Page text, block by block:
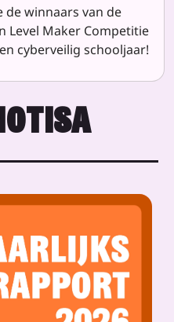
de winnaars van de
Level Maker Competitie
cyberveilig schooljaar!